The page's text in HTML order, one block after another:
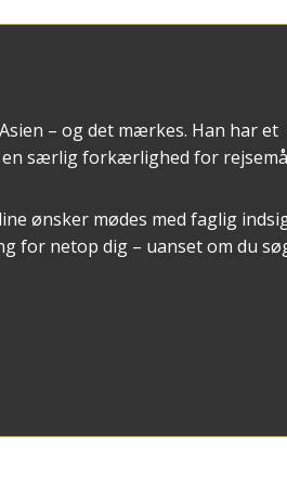
– og det mærkes. Han har et
en særlig forkærlighed for
ønsker mødes med faglig
for netop dig – uanset om du
dele.